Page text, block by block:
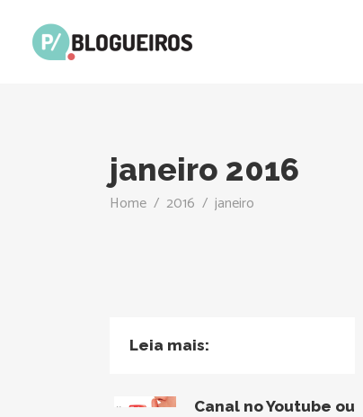
janeiro 2016
Home / 2016 / janeiro
Leia mais:
Canal no Youtube ou